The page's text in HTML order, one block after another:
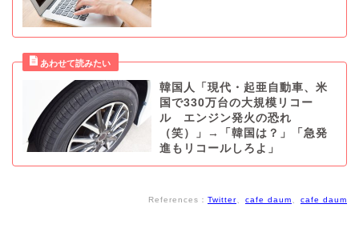
韓国人「現代・起亜自動車、米
国で330万台の大規模リコー
ル エンジン発火の恐れ
（笑）」→「韓国は？」「急発
進もリコールしろよ」
References： Twitter cafe daum cafe daum